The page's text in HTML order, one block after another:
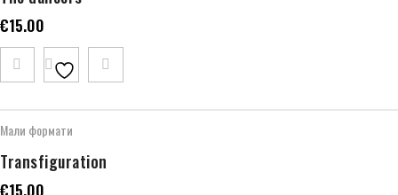
€15.00
Мали формати
Transfiguration
€15.00